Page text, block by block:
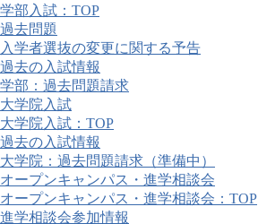
学部入試：TOP
過去問題
入学者選抜の変更に関する予告
過去の入試情報
学部：過去問題請求
大学院入試
大学院入試：TOP
過去の入試情報
大学院：過去問題請求（準備中）
オープンキャンパス・進学相談会
オープンキャンパス・進学相談会：TOP
進学相談会参加情報